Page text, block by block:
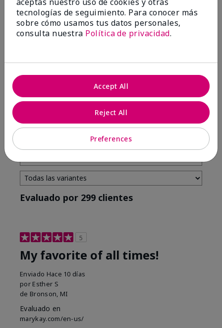
4 estrellas
7
3 estrellas
1 estrella
3
Tono De Piel
Filtrar
reseñas
por
piel
Evaluado por 299 clientes
5
My favorite of all times!
Enviado Hace 10 días
por Esther S
de Bronson, MI
Evaluado en
marykay.com/en-us/
tecnologías de seguimiento. Para conocer más
sobre cómo usamos tus datos personales,
consulta nuestra Política de privacidad.
Preferences
Reject All
Accept All